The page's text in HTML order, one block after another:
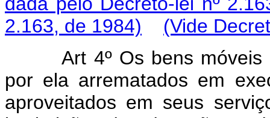
2.163, de 1984)
(Vide
Art 4º Os bens
por ela arrematados em
aproveitados em seus